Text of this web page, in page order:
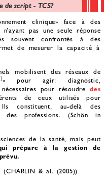
de script - TCS?
clinique» face à des
pas une seule réponse
souvent confrontés à des
de mesurer la capacité à
mobilisent des réseaux de
» pour agir: diagnostic,
pour résoudredes
de ceux utilisés pour
constituent, au-delà des
des professions. (Schön in
de la santé, mais peut
prépare à la gestion de
& al. (2005))